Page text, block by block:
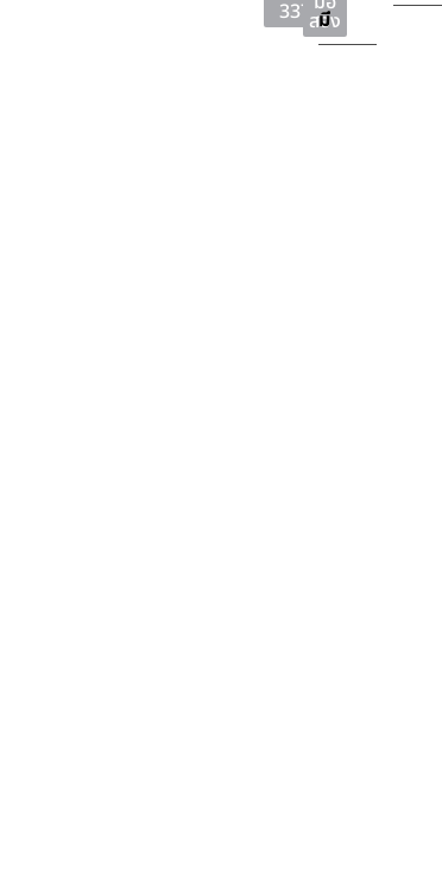
337สอง
มี